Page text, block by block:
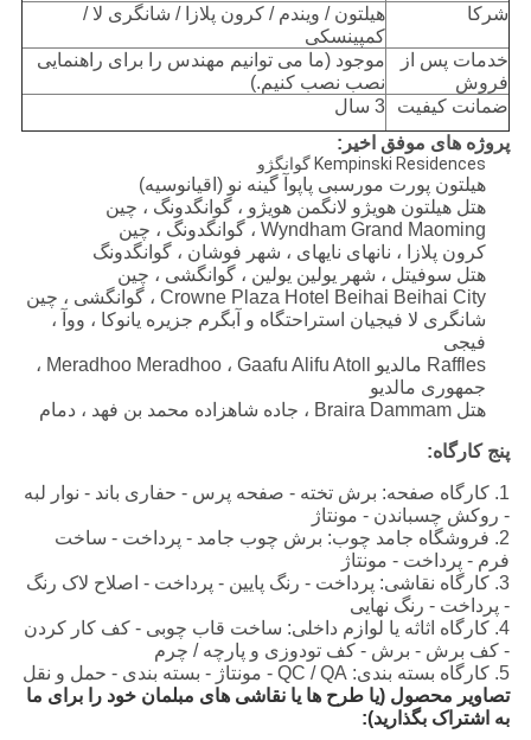
شرکا
هیلتون / ویندم / کرون پلازا / شانگری لا /
کمپینسکی
خدمات پس از
فروش
موجود (ما می توانیم مهندس را برای راهنمایی
نصب نصب کنیم.)
ضمانت کیفیت
3 سال
پروژه های موفق اخیر:
Kempinski Residences گوانگژو
هیلتون پورت مورسبی پاپوآ گینه نو (اقیانوسیه)
هتل هیلتون هویژو لانگمن هویژو ، گوانگدونگ ، چین
Wyndham Grand Maoming ، گوانگدونگ ، چین
کرون پلازا ، نانهای نایهای ، شهر فوشان ، گوانگدونگ
هتل سوفیتل ، شهر یولین یولین ، گوانگشی ، چین
Crowne Plaza Hotel Beihai Beihai City ، گوانگشی ، چین
شانگری لا فیجیان استراحتگاه و آبگرم جزیره یانوکا ، ووآ ،
فیجی
Raffles مالدیو Meradhoo Meradhoo ، Gaafu Alifu Atoll ،
جمهوری مالدیو
هتل Braira Dammam ، جاده شاهزاده محمد بن فهد ، دمام
پنج کارگاه:
1. کارگاه صفحه: برش تخته - صفحه پرس - حفاری باند - نوار لبه
- روکش چسباندن - مونتاژ
2. فروشگاه جامد چوب: برش چوب جامد - پرداخت - ساخت
فرم - پرداخت - مونتاژ
3. کارگاه نقاشی: پرداخت - رنگ پایین - پرداخت - اصلاح لاک رنگ
- پرداخت - رنگ نهایی
4. کارگاه اثاثه یا لوازم داخلی: ساخت قاب چوبی - کف کار کردن
- کف برش - برش - کف تودوزی و پارچه / چرم
5. کارگاه بسته بندی: QC / QA - مونتاژ - بسته بندی - حمل و نقل
تصاویر محصول (یا طرح ها یا نقاشی های مبلمان خود را برای ما
به اشتراک بگذارید):